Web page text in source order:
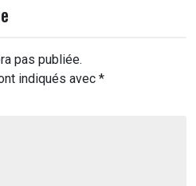
pas publiée.
indiqués avec *